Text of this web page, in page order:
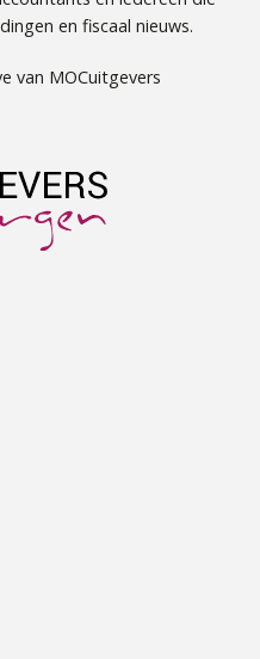
Loon
en fiscaal nieuws.
van MOCuitgevers